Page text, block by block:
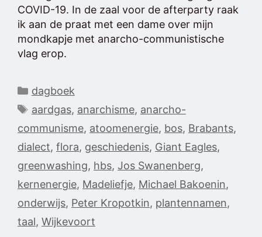
COVID-19. In de zaal voor de afterparty raak
ik aan de praat met een dame over mijn
mondkapje met anarcho-communistische
vlag erop.
Categorieën
dagboek
Tags
aardgas, anarchisme, anarcho-
communisme, atoomenergie, bos, Brabants,
dialect, flora, geschiedenis, Giant Eagles,
greenwashing, hbs, Jos Swanenberg,
kernenergie, Madeliefje, Michael Bakoenin,
onderwijs, Peter Kropotkin, plantennamen,
taal, Wijkevoort